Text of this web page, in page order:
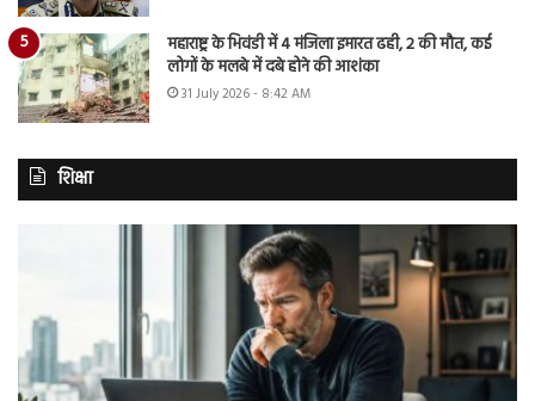
महाराष्ट्र के भिवंडी में 4 मंजिला इमारत ढही, 2 की मौत, कई
लोगों के मलबे में दबे होने की आशंका
31 July 2026 - 8:42 AM
शिक्षा